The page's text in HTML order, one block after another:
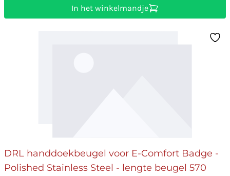
In het winkelmandje
DRL handdoekbeugel voor E-Comfort Badge -
Polished Stainless Steel - lengte beugel 570